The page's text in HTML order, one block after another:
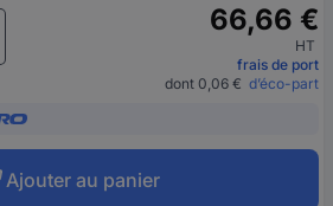
66,66 €
HT
frais de port
dont 0,06 € d’éco-part
Ajouter au panier